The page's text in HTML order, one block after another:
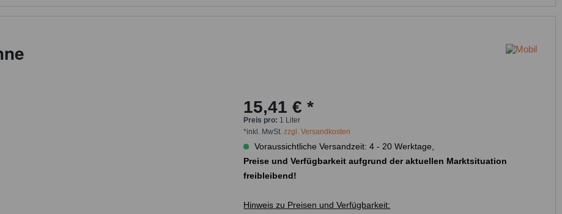
15,41 € *
Preis pro: 1 Liter
*inkl. MwSt.zzgl. Versandkosten
Voraussichtliche Versandzeit: 4 - 20 Werktage,
Preise und Verfügbarkeit aufgrund der aktuellen Marktsituation
freibleibend!
Hinweis zu Preisen und Verfügbarkeit: